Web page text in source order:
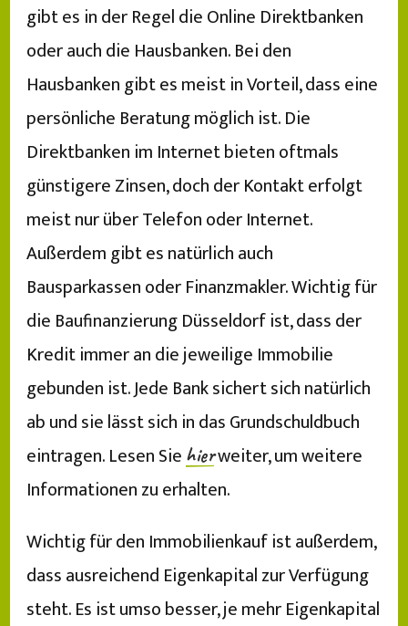
gibt es in der Regel die Online Direktbanken
oder auch die Hausbanken. Bei den
Hausbanken gibt es meist in Vorteil, dass eine
persönliche Beratung möglich ist. Die
Direktbanken im Internet bieten oftmals
günstigere Zinsen, doch der Kontakt erfolgt
meist nur über Telefon oder Internet.
Außerdem gibt es natürlich auch
Bausparkassen oder Finanzmakler. Wichtig für
die Baufinanzierung Düsseldorf ist, dass der
Kredit immer an die jeweilige Immobilie
gebunden ist. Jede Bank sichert sich natürlich
ab und sie lässt sich in das Grundschuldbuch
eintragen. Lesen Sie hierweiter, um weitere
Informationen zu erhalten.
Wichtig für den Immobilienkauf ist außerdem,
dass ausreichend Eigenkapital zur Verfügung
steht. Es ist umso besser, je mehr Eigenkapital